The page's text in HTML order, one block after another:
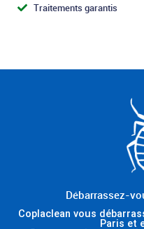
Traitements garantis
Débarrassez-
Coplaclean vous
Paris et